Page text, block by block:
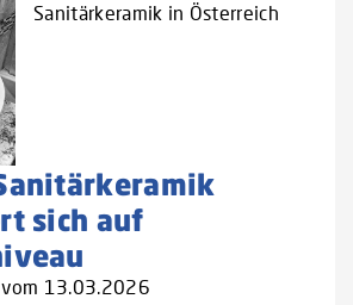
Sanitärkeramik in Österreich
sich auf
13.03.2026